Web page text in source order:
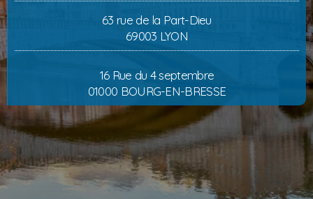
63 rue de la Part-Dieu
69003 LYON
16 Rue du 4 septembre
01000 BOURG-EN-BRESSE